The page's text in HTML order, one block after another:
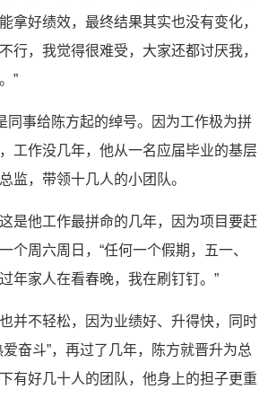
拿好绩效，最终结果其实也没有变化，
行，我觉得很难受，大家还都讨厌我，
”
同事给陈方起的绰号。因为工作极为拼
工作没几年，他从一名应届毕业的基层
监，带领十几人的小团队。
是他工作最拼命的几年，因为项目要赶
个周六周日，“任何一个假期，五一、
年家人在看春晚，我在刷钉钉。”
并不轻松，因为业绩好、升得快，同时
奋斗”，再过了几年，陈方就晋升为总
有好几十人的团队，他身上的担子更重